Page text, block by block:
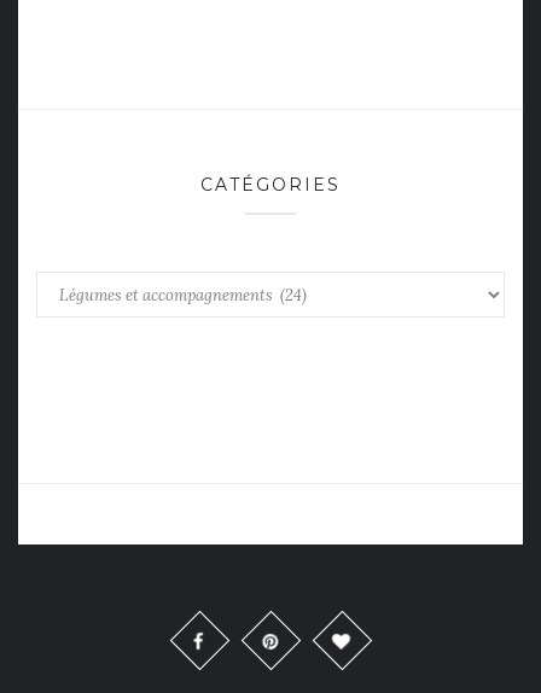
CATÉGORIES
Catégories